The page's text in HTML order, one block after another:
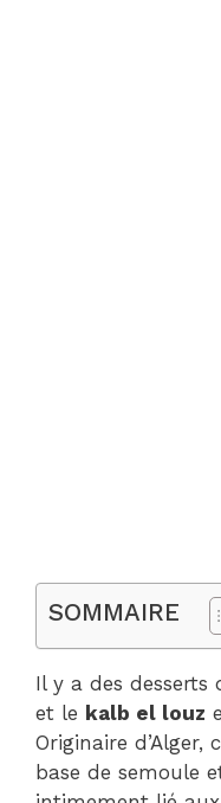
SOMMAIRE
Il y a des
et le kalb el louz
Originaire
base de semoule